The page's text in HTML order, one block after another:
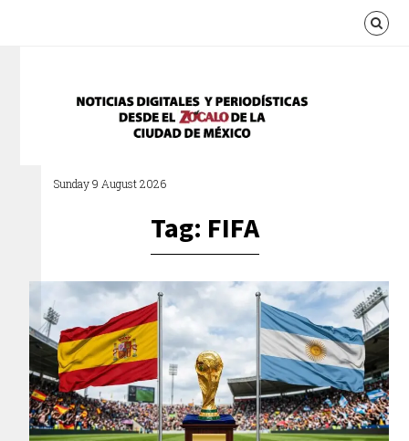
Sunday 9 August 2026
Tag: FIFA